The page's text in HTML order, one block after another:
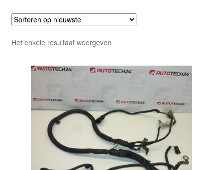
Winkelwagen
Het enkele resultaat weergeven